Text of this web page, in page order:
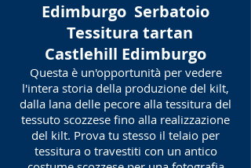
Edimburgo Serbatoio
Tessitura tartan
Castlehill Edimburgo
Questa è un'opportunità per vedere
l'intera storia della produzione del kilt,
dalla lana delle pecore alla tessitura del
tessuto scozzese fino alla realizzazione
del kilt. Prova tu stesso il telaio per
tessitura o travestiti con un antico